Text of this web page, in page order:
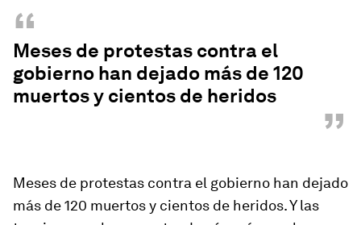
“
Meses de protestas contra el
gobierno han dejado más de 120
muertos y cientos de heridos
”
Meses de protestas contra el gobierno han dejado
más de 120 muertos y cientos de heridos. Y las